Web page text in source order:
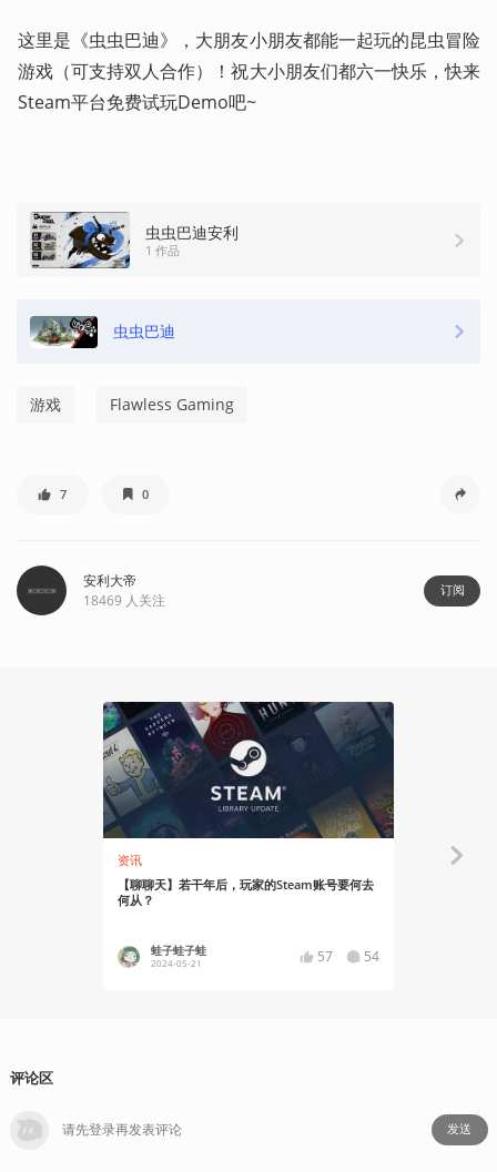
这里是《虫虫巴迪》，大朋友小朋友都能一起玩的昆虫冒险
游戏（可支持双人合作）！祝大小朋友们都六一快乐，快来
Steam平台免费试玩Demo吧~
虫虫巴迪安利
1 作品
虫虫巴迪
游戏 Flawless Gaming
7 0
安利大帝
18469 人关注
订阅
资讯
【聊聊天】若干年后，玩家的Steam账号要何去
何从？
蛙子蛙子蛙
2024-05-21 57 54
评论区
发送